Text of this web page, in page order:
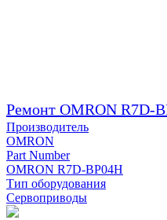
Ремонт OMRON R7D-
Производитель
OMRON
Part Number
OMRON R7D-BP04H
Тип оборудования
Сервоприводы